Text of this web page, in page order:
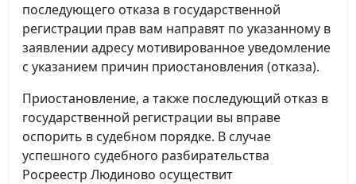
последующего отказа в государственной
регистрации прав вам направят по указанному в
заявлении адресу мотивированное уведомление
с указанием причин приостановления (отказа).
Приостановление, а также последующий отказ в
государственной регистрации вы вправе
оспорить в судебном порядке. В случае
успешного судебного разбирательства
Росреестр Людиново осуществит